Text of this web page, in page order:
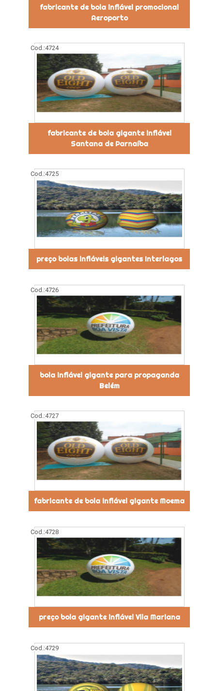
fabricante de bola inflável promocional
Aeroporto
Cod.:4724
fabricante de bola gigante inflável
Santana de Parnaíba
Cod.:4725
preço bolas infláveis gigantes Interlagos
Cod.:4726
bola inflável gigante para propaganda
Belém
Cod.:4727
fabricante de bola inflável gigante Moema
Cod.:4728
preço bola gigante inflável Vila Mariana
Cod.:4729